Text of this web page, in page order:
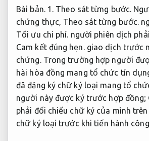
Bài bản. 1. Theo sát từng bước.
chứng thực, Theo sát từng bước.
Tối ưu chi phí. người phiên dịch
Cam kết đúng hẹn. giao dịch trước
chứng. Trong trường hợp người
hài hòa đồng mang tổ chức tín
đã đăng ký chữ ký loại mang tổ
người này được ký trước hợp đồng;
phải đối chiếu chữ ký của mình
chữ ký loại trước khi tiến hành công